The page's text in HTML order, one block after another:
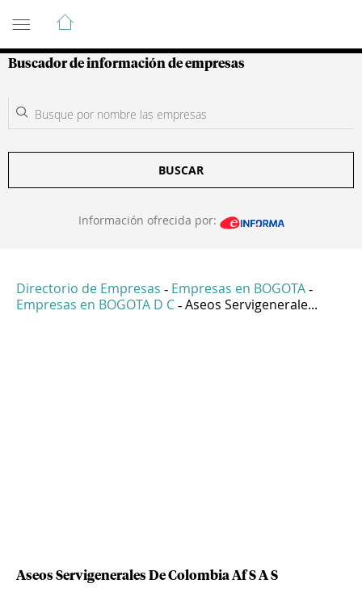
Guía de Empresas Colombianas
Buscador de información de empresas
BUSCAR
Información ofrecida por:
Directorio de Empresas - Empresas en BOGOTA -
Empresas en BOGOTA D C - Aseos Servigenerale...
Aseos Servigenerales De Colombia Af S A S